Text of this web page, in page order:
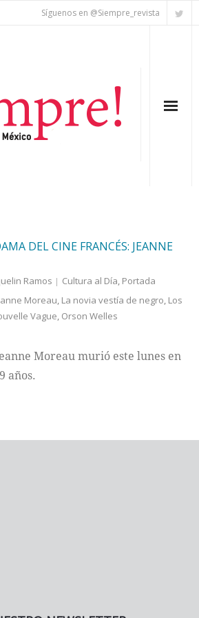
Síguenos en @Siempre_revista
DEL CINE FRANCÉS: JEANNE
Ramos Cultura al Día, Portada
Moreau, La novia vestía de negro, Los
Vague, Orson Welles
Moreau murió este lunes en
años.